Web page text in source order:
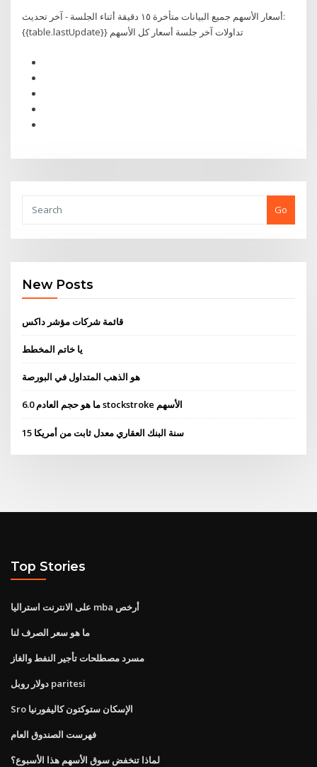
أسعار الأسهم جميع البيانات متأخرة ١٥ دقيقة أثناء الجلسة - آخر تحديث:
{{table.lastUpdate}} تداولات آخر جلسة أسعار كل الأسهم
Go
New Posts
قائمة شركات مؤشر داكس
يا خاتم المخطط
هو الذهب المتداول في البورصة
ما هو حجم العادم 6.0 stockstroke الأسهم
15 سنة البنك العقاري معدل ثابت من أمريكا
Top Stories
على الانترنت استراليا mba أرخص
ما هو سعر الصرف لنا
مسرد مصطلحات تأجير النفط والغاز
دولار روبل paritesi
Sro الإسكان ستوكتون كاليفورنيا
فهرست الصندوق العام
لماذا تنخفض سوق الأسهم هذا الأسبوع؟